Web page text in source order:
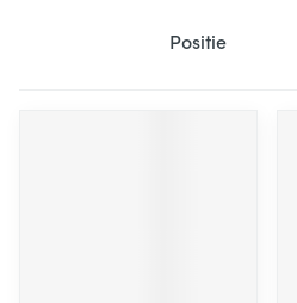
Sorteer op: